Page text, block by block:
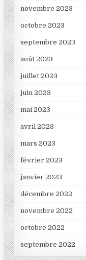
novembre 2023
octobre 2023
septembre 2023
août 2023
juillet 2023
juin 2023
mai 2023
avril 2023
mars 2023
février 2023
janvier 2023
décembre 2022
novembre 2022
octobre 2022
septembre 2022